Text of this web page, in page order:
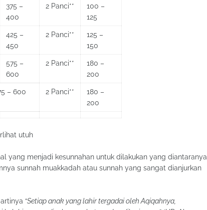
375 –
400
2 Panci**
100 –
125
425 –
450
2 Panci**
125 –
150
575 –
600
2 Panci**
180 –
200
– 600 2 Panci**
180 –
200
utuh
yang menjadi kesunnahan untuk dilakukan yang diantaranya
sunnah muakkadah atau sunnah yang sangat dianjurkan
“Setiap anak yang lahir tergadai oleh Aqiqahnya,